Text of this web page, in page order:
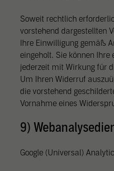
Soweit rechtlich
vorstehend dargestellten
Ihre Einwilligung gemäß
eingeholt. Sie können
jederzeit mit Wirkung für
Um Ihren Widerruf
die vorstehend
Vornahme eines
9)
Google (Universal)